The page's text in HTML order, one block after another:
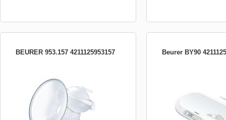
BEURER 953.157 4211125953157
Nástavec odsávačky včetně silikonového
polštářku (běžná velikost), včetně
silikonové membrány, silikonového ventilu,
silikonové hadičky, lahvičky se šroubovým
uzávěrem
Beurer BY90
• snadné čištění •
nohy odolné proti oděru •
odstupňování (0.011 lb /
nosnost 20 kg